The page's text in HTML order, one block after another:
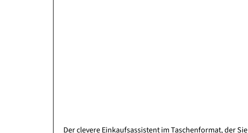
Der clevere Einkaufsassistent im Taschenformat, der Sie